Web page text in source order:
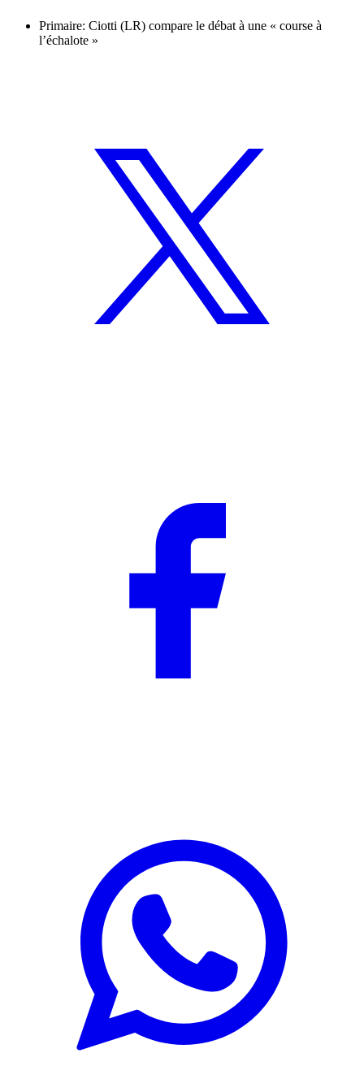
Primaire: Ciotti (LR) compare le débat à une « course à
l’échalote »